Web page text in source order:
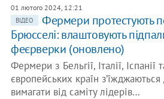
01 лютого 2024, 12:21
ВІДЕО
Фермери протестують
Брюсселі: влаштовують
феєрверки (оновлено)
Фермери з Бельгії, Італії, Іспанії
європейських країн
вимагати від саміту лідерів…